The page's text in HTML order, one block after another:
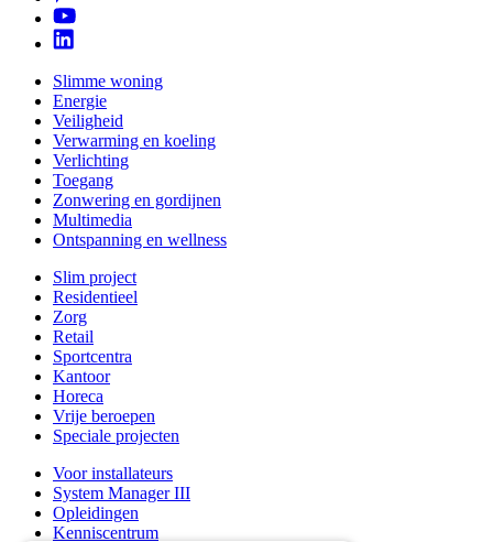
Slimme woning
Energie
Veiligheid
Verwarming en koeling
Verlichting
Toegang
Zonwering en gordijnen
Multimedia
Ontspanning en wellness
Slim project
Residentieel
Zorg
Retail
Sportcentra
Kantoor
Horeca
Vrije beroepen
Speciale projecten
Voor installateurs
System Manager III
Opleidingen
Kenniscentrum